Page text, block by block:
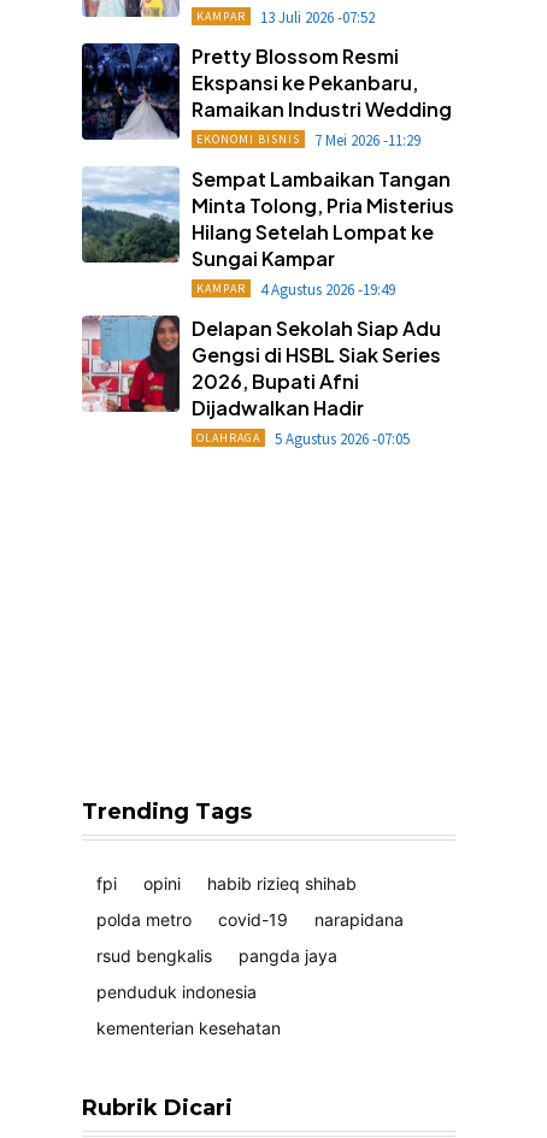
KAMPAR 13 Juli 2026 -07:52
Pretty Blossom Resmi
Ekspansi ke Pekanbaru,
Ramaikan Industri Wedding
EKONOMI BISNIS 7 Mei 2026 -11:29
Sempat Lambaikan Tangan
Minta Tolong, Pria Misterius
Hilang Setelah Lompat ke
Sungai Kampar
KAMPAR 4 Agustus 2026 -19:49
Delapan Sekolah Siap Adu
Gengsi di HSBL Siak Series
2026, Bupati Afni
Dijadwalkan Hadir
OLAHRAGA 5 Agustus 2026 -07:05
Trending Tags
fpi opini
habib rizieq shihab
polda metro
covid-19
narapidana
rsud bengkalis
pangda jaya
penduduk indonesia
kementerian kesehatan
Rubrik Dicari